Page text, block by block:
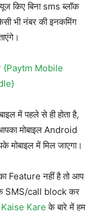
किए बिना sms ब्लॉक
भी नंबर की इनकमिंग
{Paytm Mobile
में पहले से ही होता है,
मोबाइल Android
में मिल जाएगा।
Feature नहीं है तो आप
SMS/call block कर
Kare के बारे में हम